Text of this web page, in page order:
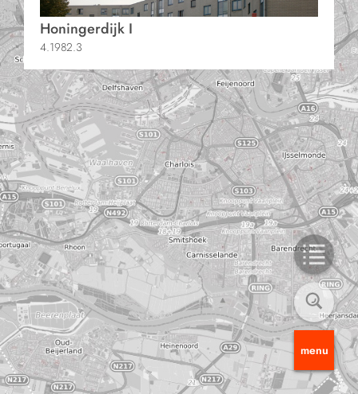
menu
Honingerdijk I
4.1982.3